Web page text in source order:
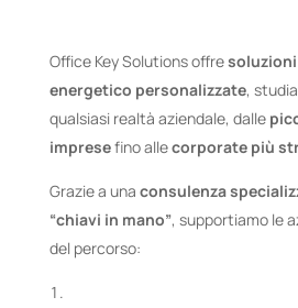
Office Key Solutions offre
energetico personalizzate,
qualsiasi realtà aziendale, dalle
impresefino allecorporate più
Grazie a una consulenza
“chiavi in mano”, supportiamo le
del percorso: